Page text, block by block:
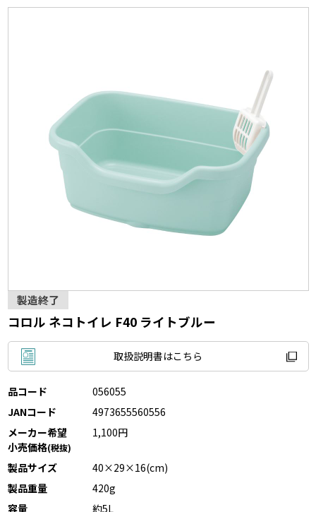
製造終了
コロル ネコトイレ F40 ライトブルー
取扱説明書はこちら
品コード
056055
JANコード
4973655560556
メーカー希望
小売価格(税抜)
1,100円
製品サイズ
40×29×16(cm)
製品重量
420g
容量
約5L